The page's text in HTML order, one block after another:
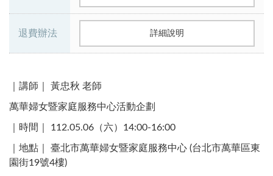
退費辦法 詳細說明
｜講師｜ 黃忠秋 老師
萬華婦女暨家庭服務中心活動企劃
｜時間｜ 112.05.06（六）14:00-16:00​
｜地點｜ 臺北市萬華婦女暨家庭服務中心 (台北市萬華區東
園街19號4樓)​